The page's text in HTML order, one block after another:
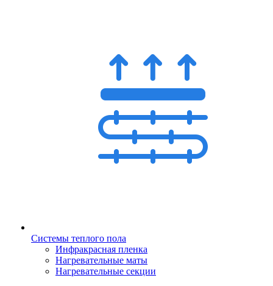
Системы теплого пола
Инфракрасная пленка
Нагревательные маты
Нагревательные секции